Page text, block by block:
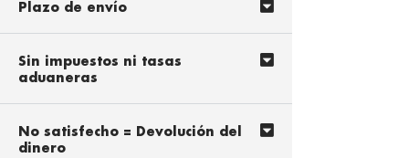
Plazo de envío
Sin impuestos ni tasas
aduaneras
No satisfecho = Devolución del
dinero